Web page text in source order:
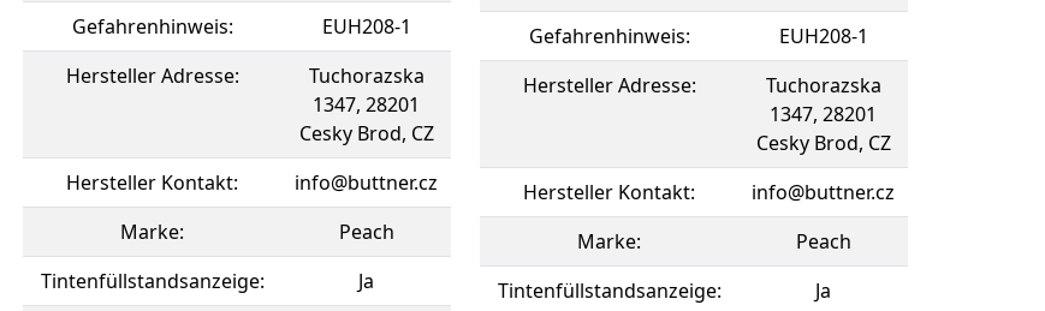
Gefahrenhinweis:
EUH208-1
Hersteller Adresse:
Tuchorazska
1347, 28201
Cesky Brod, CZ
Hersteller Kontakt:
info@buttner.cz
Marke:
Peach
Tintenfüllstandsanzeige:
Ja
Gefahrenhinweis:
EUH208-1
Hersteller Adresse:
Tuchorazska
1347, 28201
Cesky Brod, CZ
Hersteller Kontakt:
info@buttner.cz
Marke:
Peach
Tintenfüllstandsanzeige:
Ja